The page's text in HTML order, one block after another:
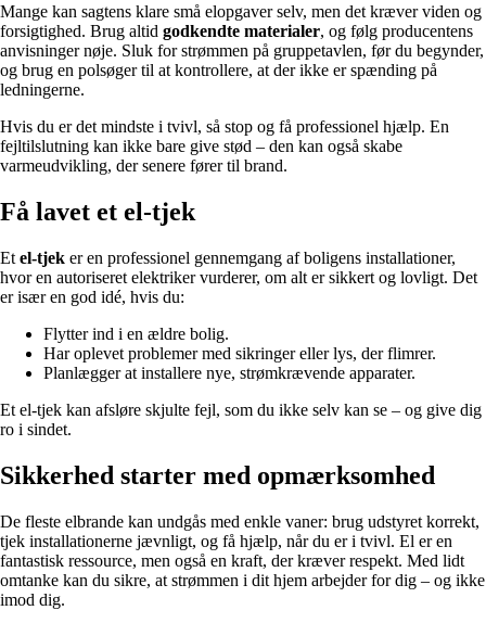
Mange kan sagtens klare små elopgaver selv, men det kræver viden og
forsigtighed. Brug altid godkendte materialer, og følg producentens
anvisninger nøje. Sluk for strømmen på gruppetavlen, før du begynder,
og brug en polsøger til at kontrollere, at der ikke er spænding på
ledningerne.
Hvis du er det mindste i tvivl, så stop og få professionel hjælp. En
fejltilslutning kan ikke bare give stød – den kan også skabe
varmeudvikling, der senere fører til brand.
Få lavet et el-tjek
Et el-tjek er en professionel gennemgang af boligens installationer,
hvor en autoriseret elektriker vurderer, om alt er sikkert og lovligt. Det
er især en god idé, hvis du:
Flytter ind i en ældre bolig.
Har oplevet problemer med sikringer eller lys, der flimrer.
Planlægger at installere nye, strømkrævende apparater.
Et el-tjek kan afsløre skjulte fejl, som du ikke selv kan se – og give dig
ro i sindet.
Sikkerhed starter med opmærksomhed
De fleste elbrande kan undgås med enkle vaner: brug udstyret korrekt,
tjek installationerne jævnligt, og få hjælp, når du er i tvivl. El er en
fantastisk ressource, men også en kraft, der kræver respekt. Med lidt
omtanke kan du sikre, at strømmen i dit hjem arbejder for dig – og ikke
imod dig.